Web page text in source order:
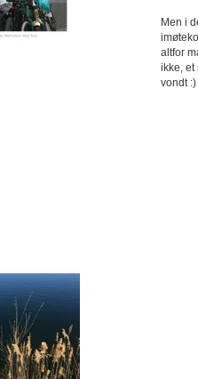
Men i
altfor
ikke, et
vondt :)